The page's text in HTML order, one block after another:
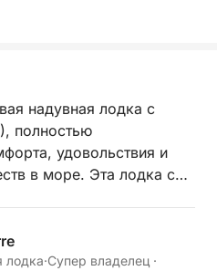
надувная лодка с
полностью
удовольствия и
в море. Эта лодка с
огромную
а также просторную
со столом, мини-
лодка·Супер владелец ·